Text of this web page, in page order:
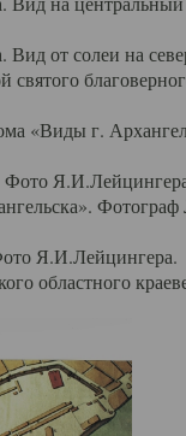
от солеи на
«Виды г.
Фото
Я.И.Лейцингера.
областного